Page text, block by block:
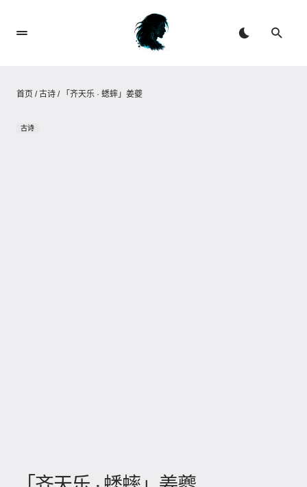
首页 /古诗 / 「齐天乐 · 蟋蟀」姜夔
古诗